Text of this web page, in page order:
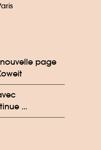
page
…